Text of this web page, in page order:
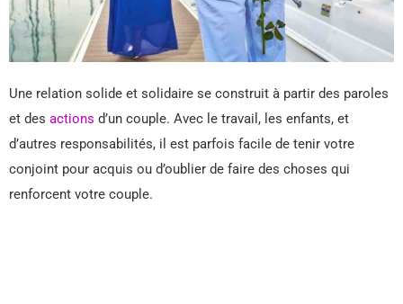
Une relation solide et solidaire se construit à partir des paroles
et des actions d’un couple. Avec le travail, les enfants, et
d’autres responsabilités, il est parfois facile de tenir votre
conjoint pour acquis ou d’oublier de faire des choses qui
renforcent votre couple.